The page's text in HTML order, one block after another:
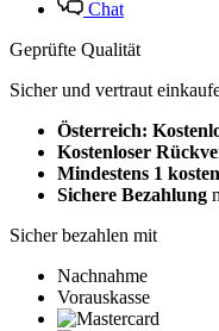
Chat
Geprüfte Qualität
Sicher und vertraut
Österreich:
Kostenloser
Mindestens 1
Sichere Bezahlung
Sicher bezahlen mit
Nachnahme
Vorauskasse